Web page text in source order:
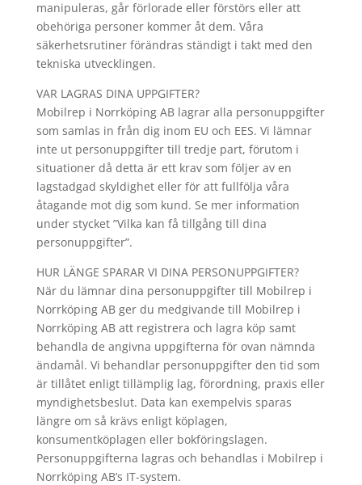
manipuleras, går förlorade eller förstörs eller att
obehöriga personer kommer åt dem. Våra
säkerhetsrutiner förändras ständigt i takt med den
tekniska utvecklingen.
VAR LAGRAS DINA UPPGIFTER?
Mobilrep i Norrköping AB lagrar alla personuppgifter
som samlas in från dig inom EU och EES. Vi lämnar
inte ut personuppgifter till tredje part, förutom i
situationer då detta är ett krav som följer av en
lagstadgad skyldighet eller för att fullfölja våra
åtagande mot dig som kund. Se mer information
under stycket ”Vilka kan få tillgång till dina
personuppgifter”.
HUR LÄNGE SPARAR VI DINA PERSONUPPGIFTER?
När du lämnar dina personuppgifter till Mobilrep i
Norrköping AB ger du medgivande till Mobilrep i
Norrköping AB att registrera och lagra köp samt
behandla de angivna uppgifterna för ovan nämnda
ändamål. Vi behandlar personuppgifter den tid som
är tillåtet enligt tillämplig lag, förordning, praxis eller
myndighetsbeslut. Data kan exempelvis sparas
längre om så krävs enligt köplagen,
konsumentköplagen eller bokföringslagen.
Personuppgifterna lagras och behandlas i Mobilrep i
Norrköping AB’s IT-system.